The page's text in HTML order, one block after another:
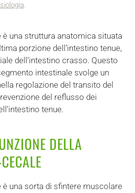
.
è una struttura anatomica situata
porzione dell’intestino tenue,
dell’intestino crasso. Questo
intestinale svolge un
regolazione del transito del
del reflusso dei
tenue.
DELLA
è una sorta di sfintere muscolare